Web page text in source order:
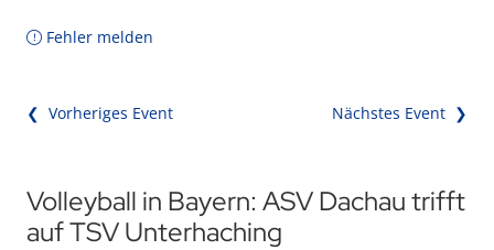
Fehler melden
❮ Vorheriges Event Nächstes Event ❯
Volleyball in Bayern: ASV Dachau trifft
auf TSV Unterhaching